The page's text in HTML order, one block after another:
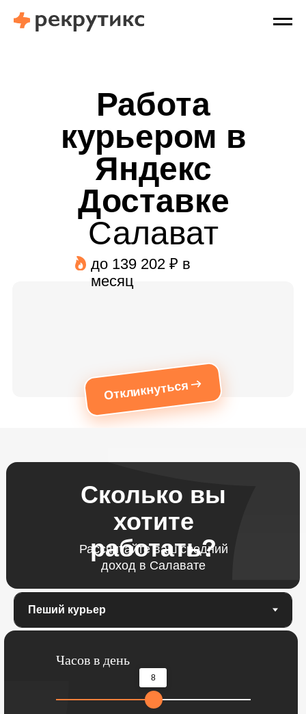
Работа
курьером в
Яндекс
Доставке
Салават
Откликнуться
до 139 202 ₽ в
месяц
Сколько вы
хотите
работать?
Рассчитайте ваш средний
доход в Салавате
Часов в день
8